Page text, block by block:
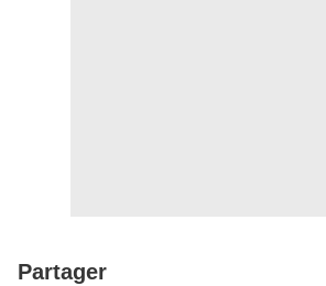
Partager